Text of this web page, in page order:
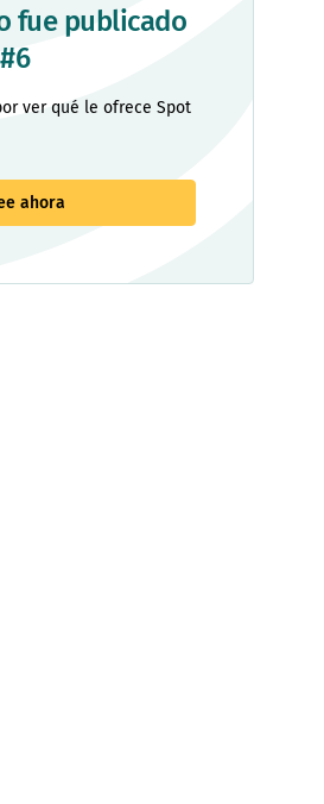
fue publicado
ver qué le ofrece Spot
ahora